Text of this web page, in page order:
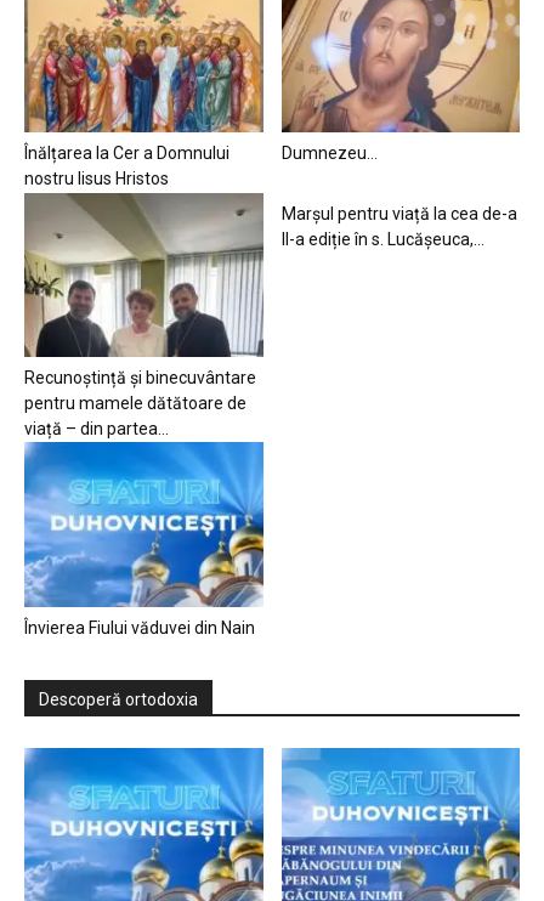
Înălțarea la Cer a Domnului
nostru Iisus Hristos
Dumnezeu…
Recunoștință și binecuvântare
pentru mamele dătătoare de
viață – din partea...
Marșul pentru viață la cea de-a
II-a ediție în s. Lucășeuca,...
Învierea Fiului văduvei din Nain
Descoperă ortodoxia